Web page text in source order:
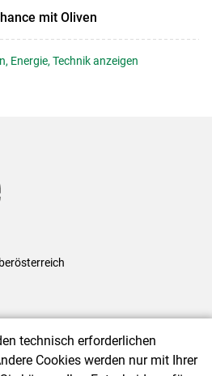
mit Oliven
Energie, Technik anzeigen
|Datenschutzerklärung |
technisch erforderlichen
Cookies werden nur mit Ihrer